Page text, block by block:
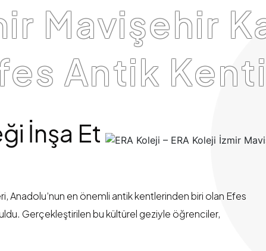
Mavişehir
Antik
İnşa Et
Anadolu’nun en önemli antik kentlerinden biri olan Efes
Gerçekleştirilen bu kültürel geziyle öğrenciler,